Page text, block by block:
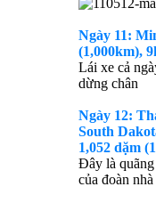
Ngày 11:
(1,000km),
Lái xe cả
dừng chân
Ngày 12:
South
1,052 dặm
Đây là
của đoàn